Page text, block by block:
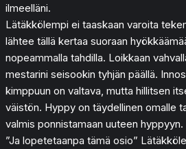
ilmeelläni.
Lätäkkölempi ei taaskaan varoita
lähtee tällä kertaa suoraan
nopeammalla tahdilla. Loikkaan
mestarini seisookin tyhjän päällä.
kimppuun on valtava, mutta hillitsen
väistön. Hyppy on täydellinen omalle
valmis ponnistamaan uuteen hyppyyn.
”Ja lopetetaanpa tämä osio”